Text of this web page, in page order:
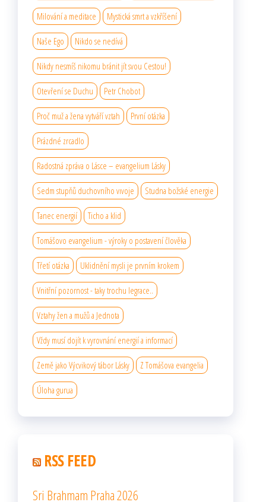
Milování a meditace Mystická smrt a vzkříšení
Naše Ego Nikdo se nedívá
Nikdy nesmíš nikomu bránit jít svou Cestou!
Otevření se Duchu Petr Chobot
Proč muž a žena vytváří vztah První otázka
Prázdné zrcadlo
Radostná zpráva o Lásce – evangelium Lásky
Sedm stupňů duchovního vıvoje Studna božské energie
Tanec energií Ticho a klid
Tomášovo evangelium - výroky o postavení člověka
Třetí otázka Uklidnění mysli je prvním krokem
Vnitřní pozornost - taky trochu legrace..
Vztahy žen a mužů a Jednota
Vždy musí dojít k vyrovnání energií a informací
Země jako Výcvikový tábor Lásky Z Tomášova evangelia
Úloha gurua
RSS FEED
Sri Brahmam Praha 2026